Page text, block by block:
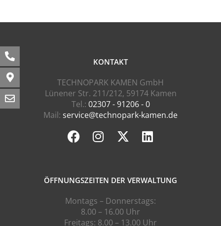
KONTAKT
TECHNOPARK KAMEN GmbH
Lünener Str. 211/212, 59174 Kamen
Tel.: 02307 - 91206 - 0
Mail: service@technopark-kamen.de
ÖFFNUNGSZEITEN DER VERWALTUNG
Montags – Donnerstags:
8.00 – 16.00 Uhr
Freitags: 8.00 – 13.00 Uhr